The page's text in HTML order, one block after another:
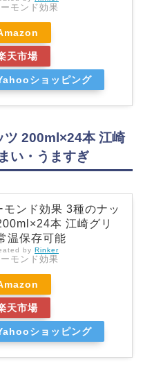
モンド効果
天市場
ショッピング
ツ 200ml×24本 江崎
い・うますぎ
モンド効果 3種のナッ
本 江崎グリ
温保存可能
by Rinker
モンド効果
天市場
ショッピング